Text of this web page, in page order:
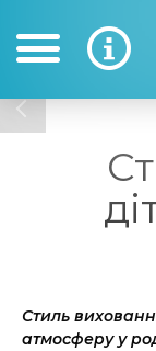
Стиль
атмосферу у